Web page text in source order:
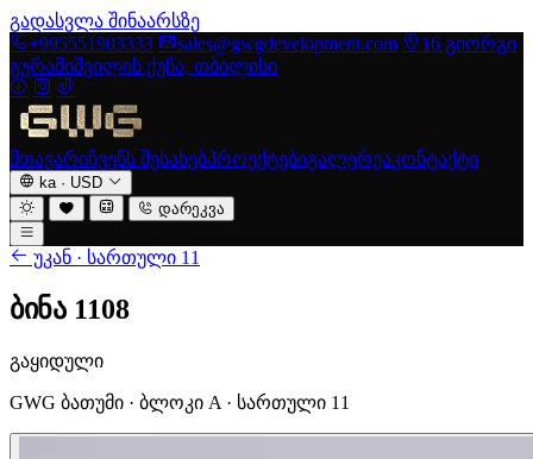
გადასვლა შინაარსზე
+995551903333
sales@gwgdevelopment.com
16 გიორგი
გურამიშვილის ქუჩა, თბილისი
მთავარიჩვენს შესახებპროექტებიგალერეაკონტაქტი
ka · USD
დარეკვა
უკან · სართული 11
ბინა 1108
გაყიდული
GWG ბათუმი · ბლოკი A · სართული 11